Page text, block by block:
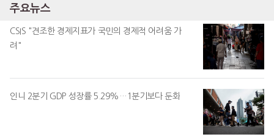
주요뉴스
CSIS "견조한 경제지표가 국민의 경제적 어려움 가
려"
인니 2분기 GDP 성장률 5.29%…1분기보다 둔화